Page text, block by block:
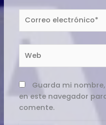
electrónico*
Guarda mi
en este navegador
comente.